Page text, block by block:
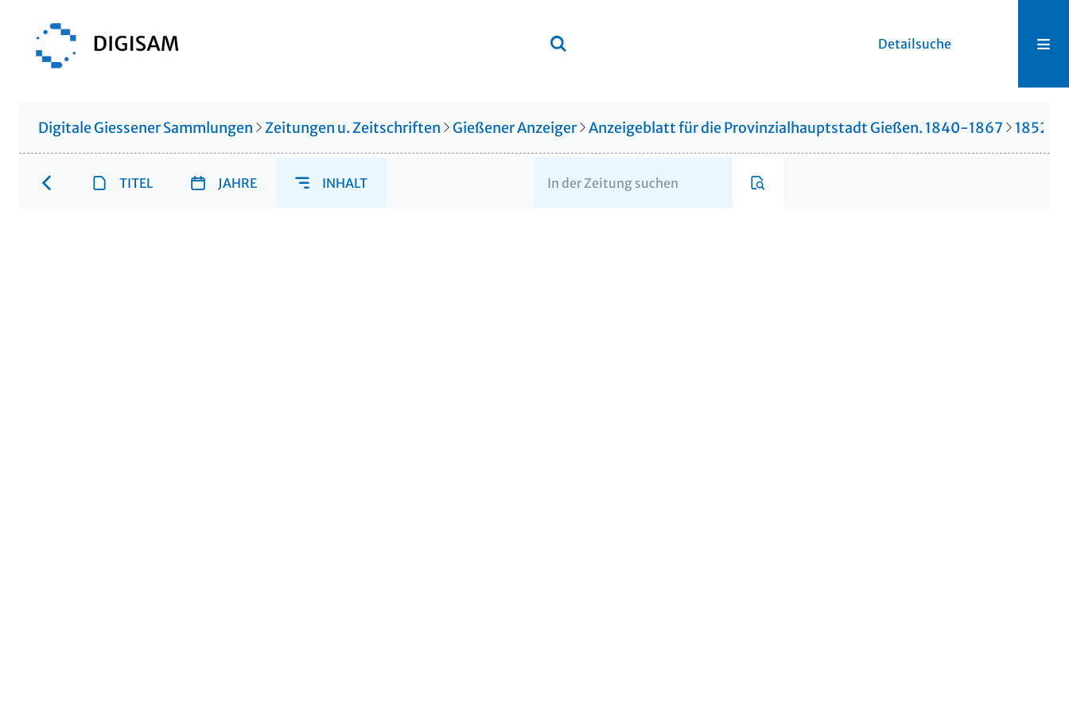
Detailsuche
Digitale Giessener Sammlungen Zeitungen u. Zeitschriften Gießener Anzeiger Anzeigeblatt für die Provinzialhauptstadt Gießen. 1840-1867 1852
TITEL JAHRE INHALT